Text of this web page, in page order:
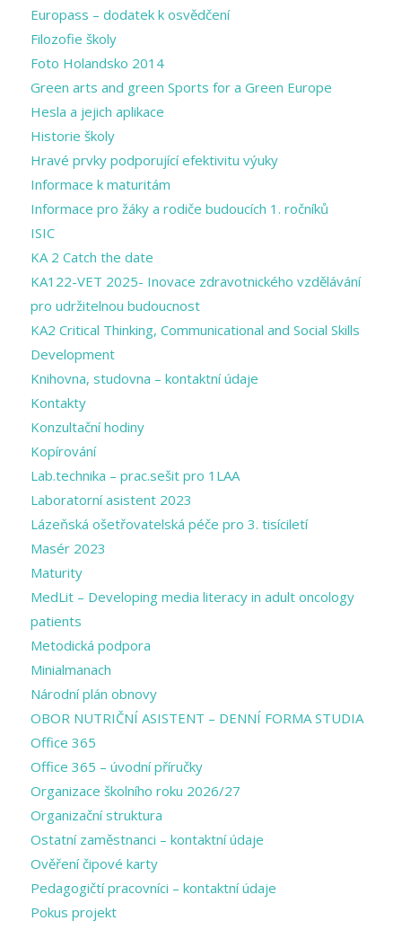
Europass – dodatek k osvědčení
Filozofie školy
Foto Holandsko 2014
Green arts and ​green Sports for a ​Green Europe
Hesla a jejich aplikace
Historie školy
Hravé prvky podporující efektivitu výuky
Informace k maturitám
Informace pro žáky a rodiče budoucích 1. ročníků
ISIC
KA 2 Catch the date
KA122-VET 2025- Inovace zdravotnického vzdělávání
pro udržitelnou budoucnost
KA2 Critical Thinking, Communicational and Social Skills
Development
Knihovna, studovna – kontaktní údaje
Kontakty
Konzultační hodiny
Kopírování
Lab.technika – prac.sešit pro 1LAA
Laboratorní asistent 2023
Lázeňská ošetřovatelská péče pro 3. tisíciletí
Masér 2023
Maturity
MedLit – Developing media literacy in adult oncology
patients
Metodická podpora
Minialmanach
Národní plán obnovy
OBOR NUTRIČNÍ ASISTENT – DENNÍ FORMA STUDIA
Office 365
Office 365 – úvodní příručky
Organizace školního roku 2026/27
Organizační struktura
Ostatní zaměstnanci – kontaktní údaje
Ověření čipové karty
Pedagogičtí pracovníci – kontaktní údaje
Pokus projekt